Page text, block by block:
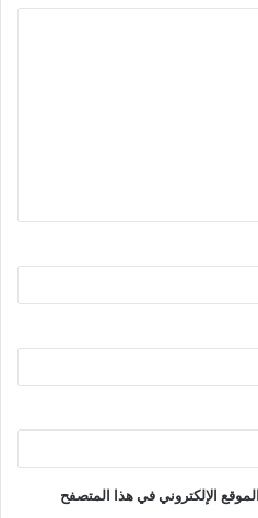
الإلكتروني في هذا المتصفح